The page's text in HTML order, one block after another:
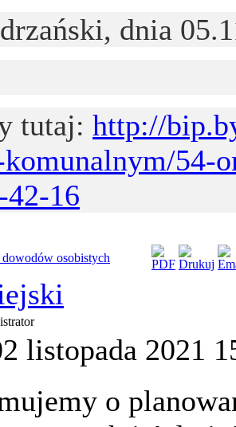
dnia
tutaj: http://
54-
42-16
osobistych
listopada 2021
o